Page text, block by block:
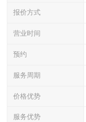
报价方式
营业时间
预约
服务周期
价格优势
服务优势